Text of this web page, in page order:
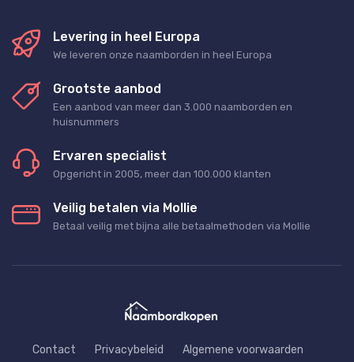
Levering in heel Europa
We leveren onze naamborden in heel Europa
Grootste aanbod
Een aanbod van meer dan 3.000 naamborden en
huisnummers
Ervaren specialist
Opgericht in 2005, meer dan 100.000 klanten
Veilig betalen via Mollie
Betaal veilig met bijna alle betaalmethoden via Mollie
Contact Privacybeleid Algemene voorwaarden